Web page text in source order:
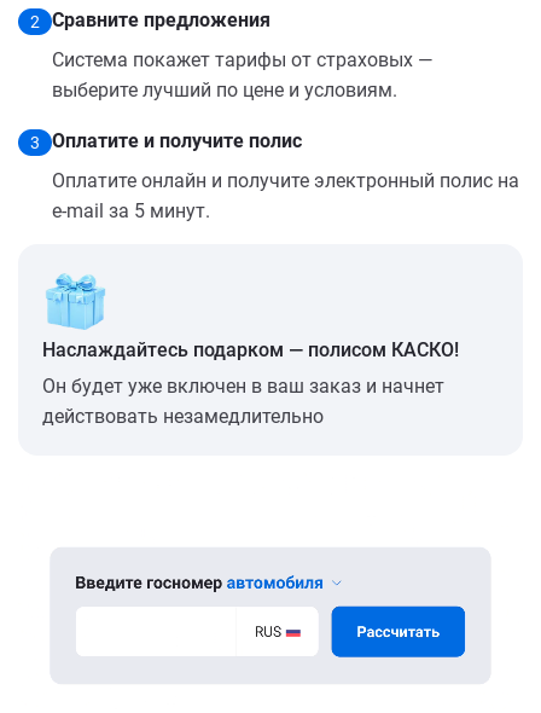
2
Сравните предложения
Система покажет тарифы от страховых —
выберите лучший по цене и условиям.
3
Оплатите и получите полис
Оплатите онлайн и получите электронный полис на
e-mail за 5 минут.
Наслаждайтесь подарком — полисом КАСКО!
Он будет уже включен в ваш заказ и начнет
действовать незамедлительно